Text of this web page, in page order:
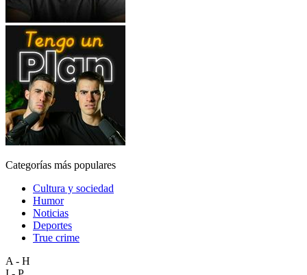
Categorías más populares
Cultura y sociedad
Humor
Noticias
Deportes
True crime
A - H